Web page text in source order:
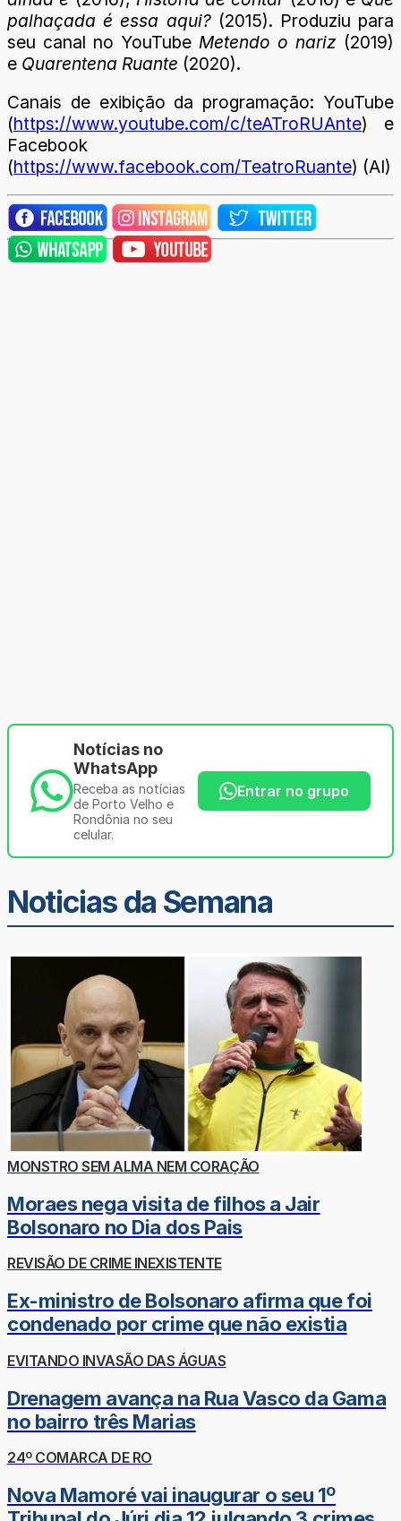
palhaçada é essa aqui? (2015). Produziu para
seu canal no YouTube Metendo o nariz (2019)
e Quarentena Ruante (2020).
Canais de exibição da programação: YouTube
(https://www.youtube.com/c/teATroRUAnte) e
Facebook
(https://www.facebook.com/TeatroRuante) (AI)
Notícias no
WhatsApp
Receba as notícias
de Porto Velho e
Rondônia no seu
celular.
Entrar no grupo
Noticias da Semana
MONSTRO SEM ALMA NEM CORAÇÃO
Moraes nega visita de filhos a Jair
Bolsonaro no Dia dos Pais
REVISÃO DE CRIME INEXISTENTE
Ex-ministro de Bolsonaro afirma que foi
condenado por crime que não existia
EVITANDO INVASÃO DAS ÁGUAS
Drenagem avança na Rua Vasco da Gama
no bairro três Marias
24º COMARCA DE RO
Nova Mamoré vai inaugurar o seu 1º